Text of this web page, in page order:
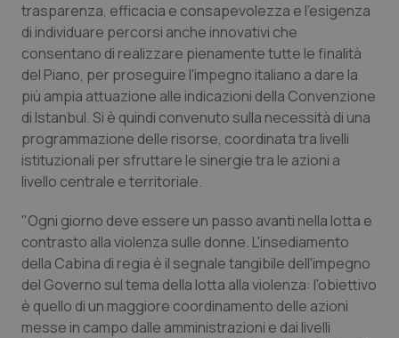
Oncologia & Nutrizione
Psoriasi & pelle
Quotidiano Cardiologia
Quotidiano Chirurgia
Quotidiano Oncologia
Quotidiano Pediatria
Rene & patologie urogenitali
trasparenza, efficacia e consapevolezza e l'esigenza
di individuare percorsi anche innovativi che
consentano di realizzare pienamente tutte le finalità
del Piano, per proseguire l'impegno italiano a dare la
più ampia attuazione alle indicazioni della Convenzione
di Istanbul. Si è quindi convenuto sulla necessità di una
programmazione delle risorse, coordinata tra livelli
istituzionali per sfruttare le sinergie tra le azioni a
livello centrale e territoriale.
"Ogni giorno deve essere un passo avanti nella lotta e
contrasto alla violenza sulle donne. L'insediamento
della Cabina di regia è il segnale tangibile dell'impegno
del Governo sul tema della lotta alla violenza: l'obiettivo
è quello di un maggiore coordinamento delle azioni
messe in campo dalle amministrazioni e dai livelli